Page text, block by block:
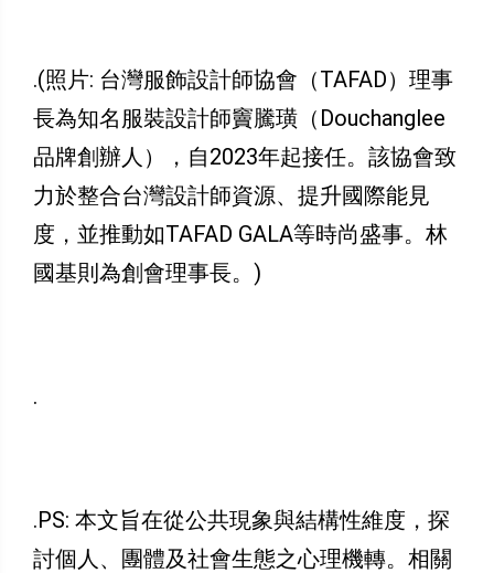
.(照片: 台灣服飾設計師協會（TAFAD）理事
長為知名服裝設計師竇騰璜（Douchanglee
品牌創辦人），自2023年起接任。該協會致
力於整合台灣設計師資源、提升國際能見
度，並推動如TAFAD GALA等時尚盛事。林
國基則為創會理事長。)
.
.PS: 本文旨在從公共現象與結構性維度，探
討個人、團體及社會生態之心理機轉。相關